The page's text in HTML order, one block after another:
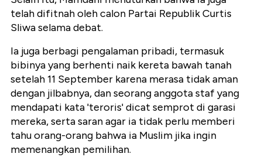
telah difitnah oleh calon Partai Republik Curtis
Sliwa selama debat.
Ia juga berbagi pengalaman pribadi, termasuk
bibinya yang berhenti naik kereta bawah tanah
setelah 11 September karena merasa tidak aman
dengan jilbabnya, dan seorang anggota staf yang
mendapati kata 'teroris' dicat semprot di garasi
mereka, serta saran agar ia tidak perlu memberi
tahu orang-orang bahwa ia Muslim jika ingin
memenangkan pemilihan.